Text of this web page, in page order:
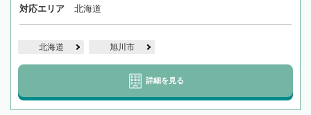
対応エリア 北海道
北海道 旭川市
詳細を見る